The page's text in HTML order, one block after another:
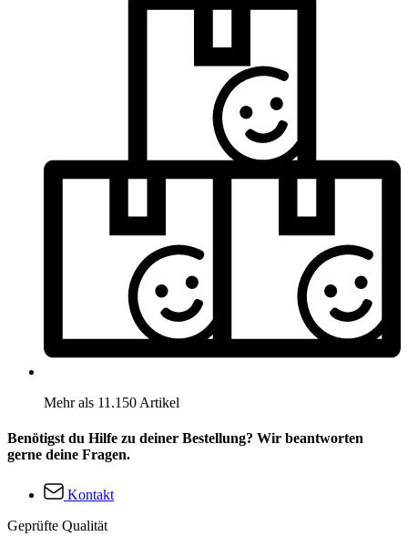
Mehr als 11.150 Artikel
Benötigst du Hilfe zu deiner Bestellung? Wir beantworten
gerne deine Fragen.
Kontakt
Geprüfte Qualität